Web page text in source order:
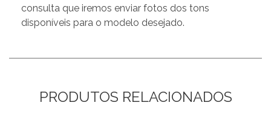
consulta que iremos enviar fotos dos tons
disponíveis para o modelo desejado.
PRODUTOS RELACIONADOS